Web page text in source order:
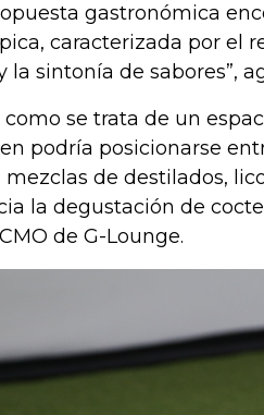
gastronómica
caracterizada por el
la sintonía de sabores”,
se trata de un
podría posicionarse
mezclas de destilados,
la degustación de
de G-Lounge.